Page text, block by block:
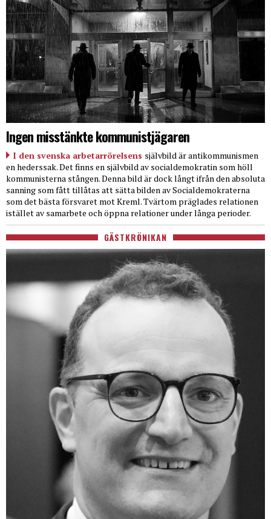
Ingen misstänkte kommunistjägaren
I den svenska arbetarrörelsens självbild är antikommunismen
en hederssak. Det finns en självbild av socialdemokratin som höll
kommunisterna stången. Denna bild är dock långt ifrån den absoluta
sanning som fått tillåtas att sätta bilden av Socialdemokraterna
som det bästa försvaret mot Kreml. Tvärtom präglades relationen
istället av samarbete och öppna relationer under långa perioder.
GÄSTKRÖNIKAN